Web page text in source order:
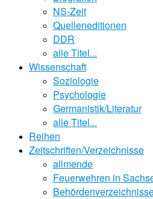
NS-Zeit
Quelleneditionen
DDR
alle Titel...
Wissenschaft
Soziologie
Psychologie
Germanistik/Literatur
alle Titel...
Reihen
Zeitschriften/Verzeichnisse
allmende
Feuerwehren in